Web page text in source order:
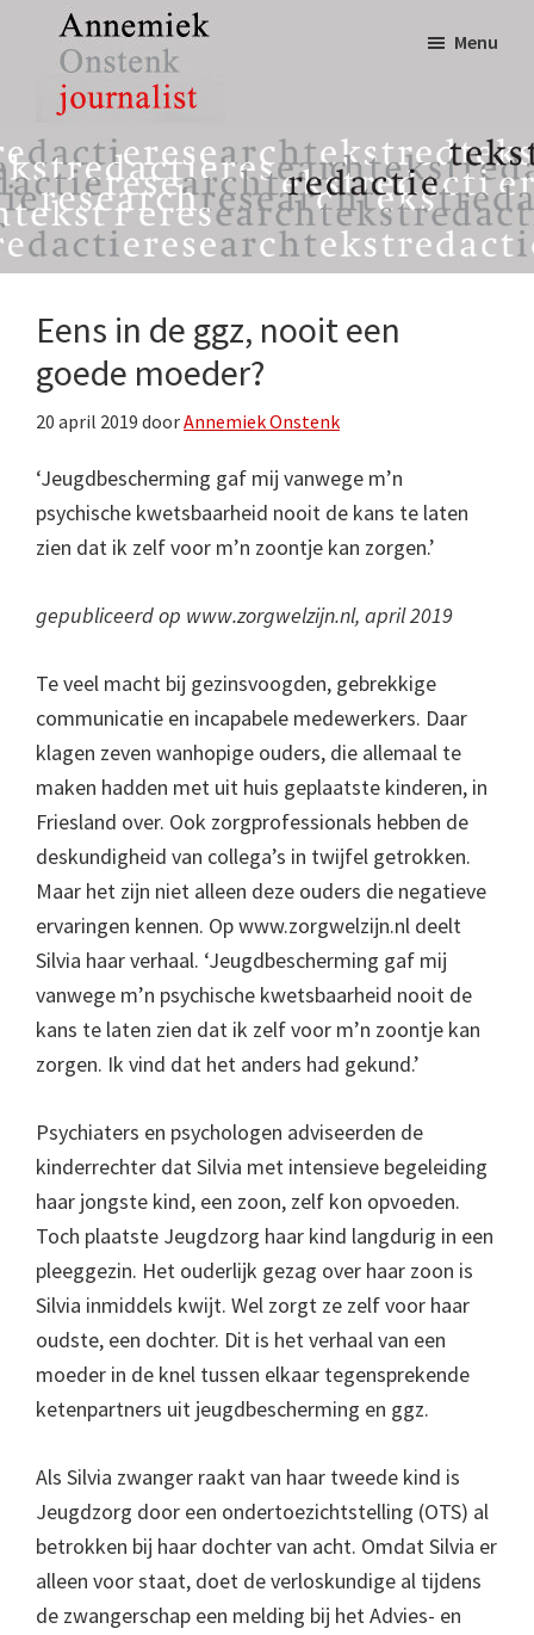
inhoud
eerste
sidebar
Annemiek
Onstenk
Journalist
tekst,
redactie
&
research
Menu
Eens in de ggz, nooit een
goede moeder?
20 april 2019 doorAnnemiek Onstenk
‘Jeugdbescherming gaf mij vanwege m’n
psychische kwetsbaarheid nooit de kans te laten
zien dat ik zelf voor m’n zoontje kan zorgen.’
gepubliceerd op www.zorgwelzijn.nl, april 2019
Te veel macht bij gezinsvoogden, gebrekkige
communicatie en incapabele medewerkers. Daar
klagen zeven wanhopige ouders, die allemaal te
maken hadden met uit huis geplaatste kinderen, in
Friesland over. Ook zorgprofessionals hebben de
deskundigheid van collega’s in twijfel getrokken.
Maar het zijn niet alleen deze ouders die negatieve
ervaringen kennen. Op www.zorgwelzijn.nl deelt
Silvia haar verhaal. ‘Jeugdbescherming gaf mij
vanwege m’n psychische kwetsbaarheid nooit de
kans te laten zien dat ik zelf voor m’n zoontje kan
zorgen. Ik vind dat het anders had gekund.’
Psychiaters en psychologen adviseerden de
kinderrechter dat Silvia met intensieve begeleiding
haar jongste kind, een zoon, zelf kon opvoeden.
Toch plaatste Jeugdzorg haar kind langdurig in een
pleeggezin. Het ouderlijk gezag over haar zoon is
Silvia inmiddels kwijt. Wel zorgt ze zelf voor haar
oudste, een dochter. Dit is het verhaal van een
moeder in de knel tussen elkaar tegensprekende
ketenpartners uit jeugdbescherming en ggz.
Als Silvia zwanger raakt van haar tweede kind is
Jeugdzorg door een ondertoezichtstelling (OTS) al
betrokken bij haar dochter van acht. Omdat Silvia er
alleen voor staat, doet de verloskundige al tijdens
de zwangerschap een melding bij het Advies- en